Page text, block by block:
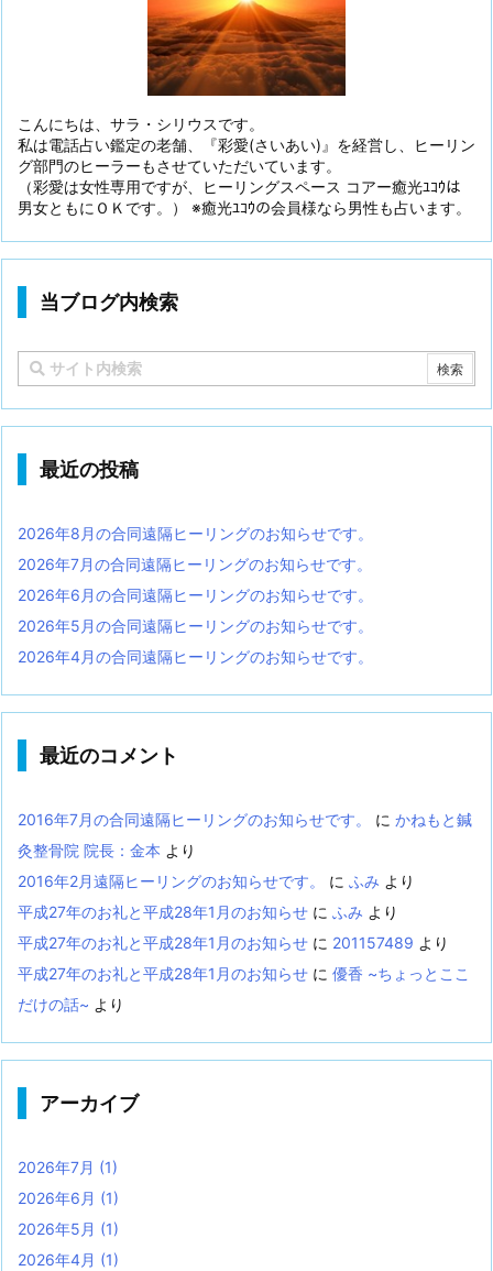
こんにちは、サラ・シリウスです。
私は電話占い鑑定の老舗、『彩愛(さいあい)』を経営し、ヒーリン
グ部門のヒーラーもさせていただいています。
（彩愛は女性専用ですが、ヒーリングスペース コアー癒光ﾕｺｳは
男女ともにＯＫです。） ※癒光ﾕｺｳの会員様なら男性も占います。
当ブログ内検索
最近の投稿
2026年8月の合同遠隔ヒーリングのお知らせです。
2026年7月の合同遠隔ヒーリングのお知らせです。
2026年6月の合同遠隔ヒーリングのお知らせです。
2026年5月の合同遠隔ヒーリングのお知らせです。
2026年4月の合同遠隔ヒーリングのお知らせです。
最近のコメント
2016年7月の合同遠隔ヒーリングのお知らせです。 に かねもと鍼
灸整骨院 院長：金本 より
2016年2月遠隔ヒーリングのお知らせです。
に ふみ より
平成27年のお礼と平成28年1月のお知らせ に ふみ より
平成27年のお礼と平成28年1月のお知らせ に 201157489 より
平成27年のお礼と平成28年1月のお知らせ に 優香 ~ちょっとここ
だけの話~ より
アーカイブ
2026年7月 (1)
2026年6月 (1)
2026年5月 (1)
2026年4月 (1)